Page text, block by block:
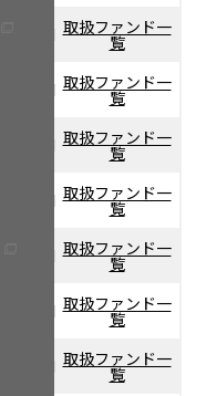
取扱ファンド一
覧
取扱ファンド一
覧
取扱ファンド一
覧
取扱ファンド一
覧
取扱ファンド一
覧
取扱ファンド一
覧
取扱ファンド一
覧